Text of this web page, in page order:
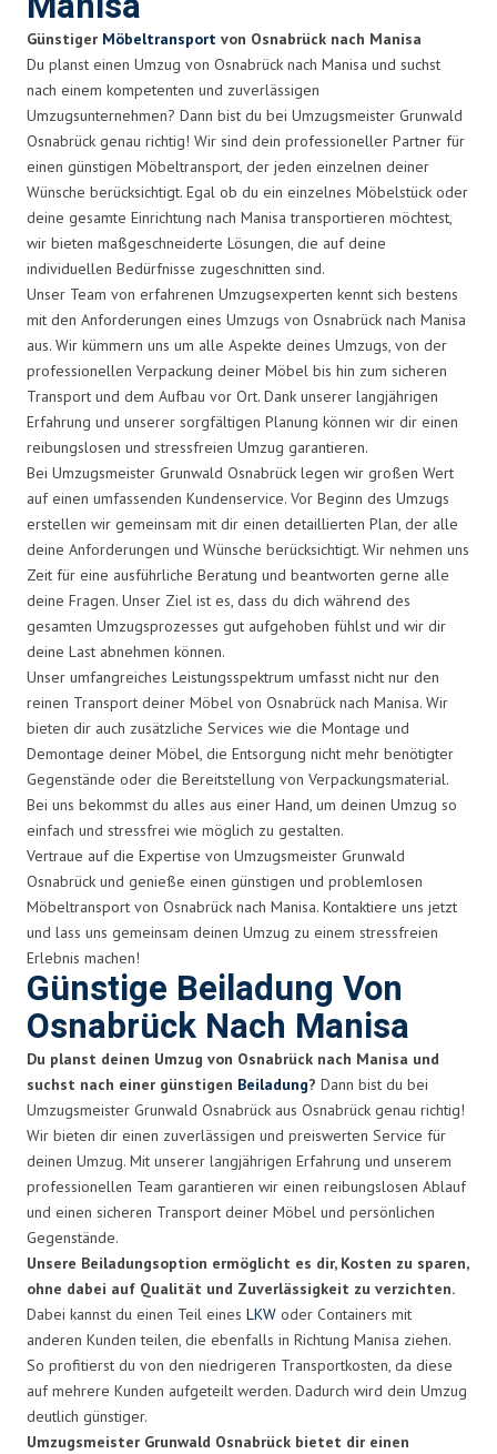
Günstiger Möbeltransport von Osnabrück nach Manisa
Du planst einen Umzug von Osnabrück nach Manisa und suchst
nach einem kompetenten und zuverlässigen
Umzugsunternehmen? Dann bist du bei Umzugsmeister Grunwald
Osnabrück genau richtig! Wir sind dein professioneller Partner für
einen günstigen Möbeltransport, der jeden einzelnen deiner
Wünsche berücksichtigt. Egal ob du ein einzelnes Möbelstück oder
deine gesamte Einrichtung nach Manisa transportieren möchtest,
wir bieten maßgeschneiderte Lösungen, die auf deine
individuellen Bedürfnisse zugeschnitten sind.
Unser Team von erfahrenen Umzugsexperten kennt sich bestens
mit den Anforderungen eines Umzugs von Osnabrück nach Manisa
aus. Wir kümmern uns um alle Aspekte deines Umzugs, von der
professionellen Verpackung deiner Möbel bis hin zum sicheren
Transport und dem Aufbau vor Ort. Dank unserer langjährigen
Erfahrung und unserer sorgfältigen Planung können wir dir einen
reibungslosen und stressfreien Umzug garantieren.
Bei Umzugsmeister Grunwald Osnabrück legen wir großen Wert
auf einen umfassenden Kundenservice. Vor Beginn des Umzugs
erstellen wir gemeinsam mit dir einen detaillierten Plan, der alle
deine Anforderungen und Wünsche berücksichtigt. Wir nehmen uns
Zeit für eine ausführliche Beratung und beantworten gerne alle
deine Fragen. Unser Ziel ist es, dass du dich während des
gesamten Umzugsprozesses gut aufgehoben fühlst und wir dir
deine Last abnehmen können.
Unser umfangreiches Leistungsspektrum umfasst nicht nur den
reinen Transport deiner Möbel von Osnabrück nach Manisa. Wir
bieten dir auch zusätzliche Services wie die Montage und
Demontage deiner Möbel, die Entsorgung nicht mehr benötigter
Gegenstände oder die Bereitstellung von Verpackungsmaterial.
Bei uns bekommst du alles aus einer Hand, um deinen Umzug so
einfach und stressfrei wie möglich zu gestalten.
Vertraue auf die Expertise von Umzugsmeister Grunwald
Osnabrück und genieße einen günstigen und problemlosen
Möbeltransport von Osnabrück nach Manisa. Kontaktiere uns jetzt
und lass uns gemeinsam deinen Umzug zu einem stressfreien
Erlebnis machen!
Günstige Beiladung Von
Osnabrück Nach Manisa
Du planst deinen Umzug von Osnabrück nach Manisa und
suchst nach einer günstigen Beiladung? Dann bist du bei
Umzugsmeister Grunwald Osnabrück aus Osnabrück genau richtig!
Wir bieten dir einen zuverlässigen und preiswerten Service für
deinen Umzug. Mit unserer langjährigen Erfahrung und unserem
professionellen Team garantieren wir einen reibungslosen Ablauf
und einen sicheren Transport deiner Möbel und persönlichen
Gegenstände.
Unsere Beiladungsoption ermöglicht es dir, Kosten zu sparen,
ohne dabei auf Qualität und Zuverlässigkeit zu verzichten.
Dabei kannst du einen Teil eines LKW oder Containers mit
anderen Kunden teilen, die ebenfalls in Richtung Manisa ziehen.
So profitierst du von den niedrigeren Transportkosten, da diese
auf mehrere Kunden aufgeteilt werden. Dadurch wird dein Umzug
deutlich günstiger.
Umzugsmeister Grunwald Osnabrück bietet dir einen